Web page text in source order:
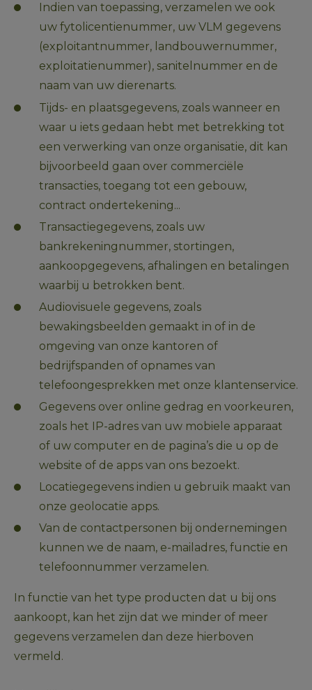
Indien van toepassing, verzamelen we ook
uw fytolicentienummer, uw VLM gegevens
(exploitantnummer, landbouwernummer,
exploitatienummer), sanitelnummer en de
naam van uw dierenarts.
Tijds- en plaatsgegevens, zoals wanneer en
waar u iets gedaan hebt met betrekking tot
een verwerking van onze organisatie, dit kan
bijvoorbeeld gaan over commerciële
transacties, toegang tot een gebouw,
contract ondertekening...
Transactiegegevens, zoals uw
bankrekeningnummer, stortingen,
aankoopgegevens, afhalingen en betalingen
waarbij u betrokken bent.
Audiovisuele gegevens, zoals
bewakingsbeelden gemaakt in of in de
omgeving van onze kantoren of
bedrijfspanden of opnames van
telefoongesprekken met onze klantenservice.
Gegevens over online gedrag en voorkeuren,
zoals het IP-adres van uw mobiele apparaat
of uw computer en de pagina’s die u op de
website of de apps van ons bezoekt.
Locatiegegevens indien u gebruik maakt van
onze geolocatie apps.
Van de contactpersonen bij ondernemingen
kunnen we de naam, e-mailadres, functie en
telefoonnummer verzamelen.
In functie van het type producten dat u bij ons
aankoopt, kan het zijn dat we minder of meer
gegevens verzamelen dan deze hierboven
vermeld.